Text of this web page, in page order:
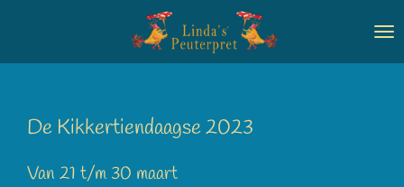
naar
De Kikkertiendaagse 2023
Van 21 t/m 30 maart